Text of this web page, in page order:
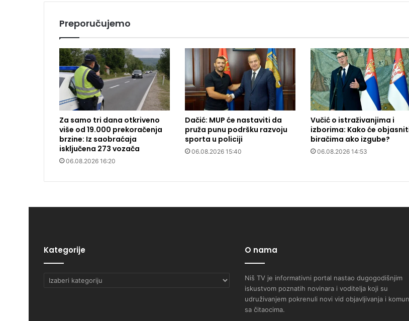
Preporučujemo
Za samo tri dana otkriveno
više od 19.000 prekoračenja
brzine: Iz saobraćaja
isključena 273 vozača
06.08.2026 16:20
Dačić: MUP će nastaviti da
pruža punu podršku razvoju
sporta u policiji
06.08.2026 15:40
Vučić o istraživanjima i
izborima: Kako će
biračima ako izgube?
06.08.2026 14:53
Kategorije
Kategorije
O nama
Niš TV je informativni portal nastao dugogodišnjim
iskustvom poznatih novinara i voditelja koji su
udruživanjem pokrenuli novi vid objavljivanja i
sa čitaocima.